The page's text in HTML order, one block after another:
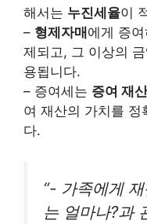
해서는 누진세율이
– 형제자매 에게 증
제되고, 그 이상의
용됩니다.
– 증여세는 증여 재
여 재산의 가치를 정
다.
“- 가족에게
는 얼마나?과